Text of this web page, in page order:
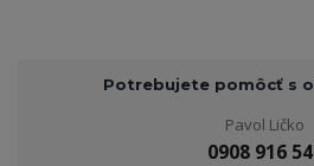
Potrebujete pomôcť s
Pavol Ličko
0908 916